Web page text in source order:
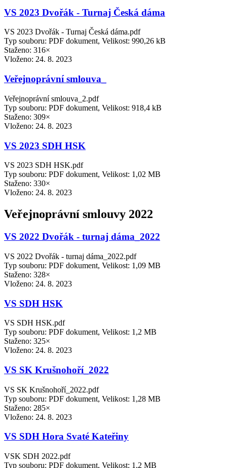
VS 2023 Dvořák - Turnaj Česká dáma
VS 2023 Dvořák - Turnaj Česká dáma.pdf
Typ souboru: PDF dokument, Velikost: 990,26 kB
Staženo: 316×
Vloženo: 24. 8. 2023
Veřejnoprávní smlouva_
Veřejnoprávní smlouva_2.pdf
Typ souboru: PDF dokument, Velikost: 918,4 kB
Staženo: 309×
Vloženo: 24. 8. 2023
VS 2023 SDH HSK
VS 2023 SDH HSK.pdf
Typ souboru: PDF dokument, Velikost: 1,02 MB
Staženo: 330×
Vloženo: 24. 8. 2023
Veřejnoprávní smlouvy 2022
VS 2022 Dvořák - turnaj dáma_2022
VS 2022 Dvořák - turnaj dáma_2022.pdf
Typ souboru: PDF dokument, Velikost: 1,09 MB
Staženo: 328×
Vloženo: 24. 8. 2023
VS SDH HSK
VS SDH HSK.pdf
Typ souboru: PDF dokument, Velikost: 1,2 MB
Staženo: 325×
Vloženo: 24. 8. 2023
VS SK Krušnohoří_2022
VS SK Krušnohoří_2022.pdf
Typ souboru: PDF dokument, Velikost: 1,28 MB
Staženo: 285×
Vloženo: 24. 8. 2023
VS SDH Hora Svaté Kateřiny
VSK SDH 2022.pdf
Typ souboru: PDF dokument, Velikost: 1,2 MB